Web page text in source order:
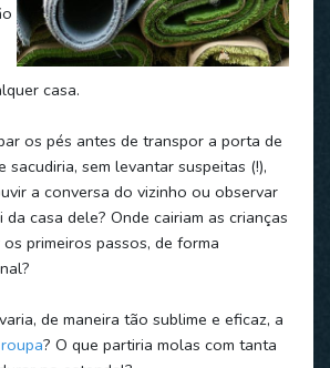
casa.
os pés antes de transpor a porta de
sacudiria, sem levantar suspeitas (!),
a conversa do vizinho ou observar
casa dele? Onde cairiam as crianças
primeiros passos, de forma
de maneira tão sublime e eficaz, a
? O que partiria molas com tanta